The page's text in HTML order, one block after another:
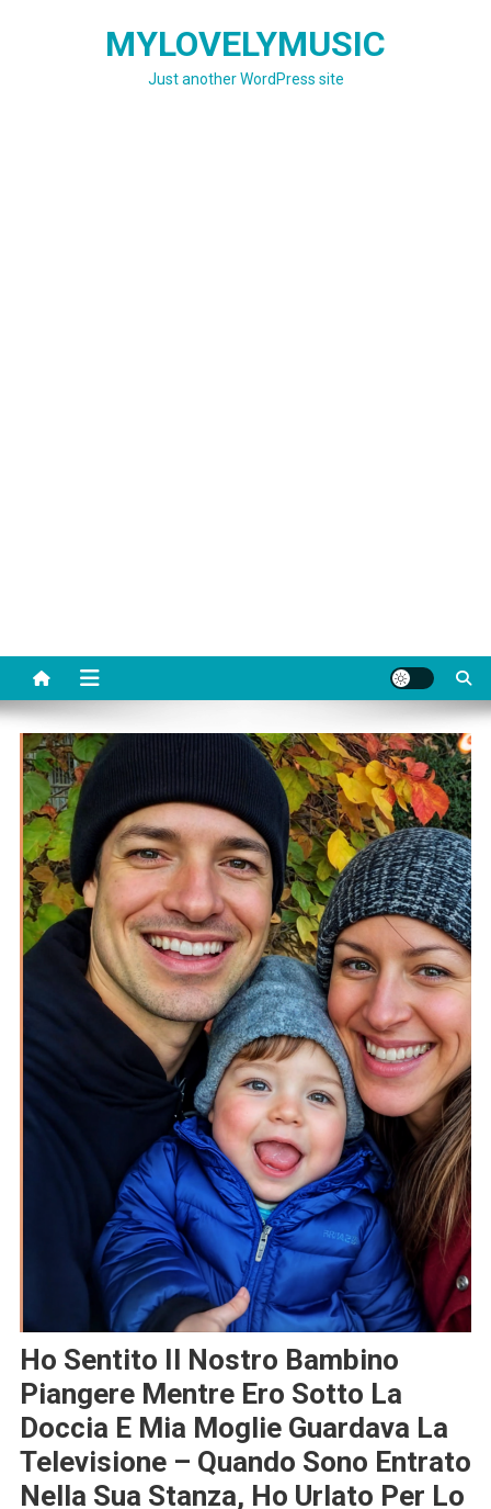
MYLOVELYMUSIC
Just another WordPress site
Ho Sentito Il Nostro Bambino
Piangere Mentre Ero Sotto La
Doccia E Mia Moglie Guardava La
Televisione – Quando Sono Entrato
Nella Sua Stanza, Ho Urlato Per Lo